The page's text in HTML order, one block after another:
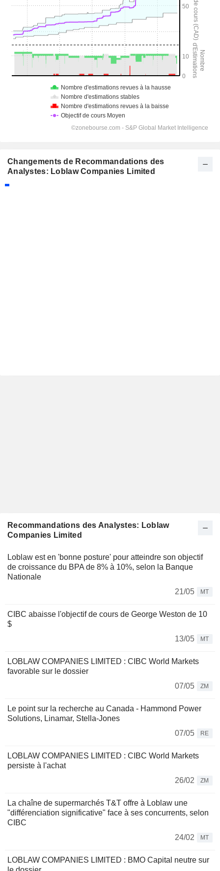
Changements de Recommandations des
Analystes: Loblaw Companies Limited
Recommandations des Analystes: Loblaw
Companies Limited
Loblaw est en 'bonne posture' pour atteindre son objectif
de croissance du BPA de 8% à 10%, selon la Banque
Nationale
21/05
MT
CIBC abaisse l'objectif de cours de George Weston de 10
$
13/05
MT
LOBLAW COMPANIES LIMITED : CIBC World Markets
favorable sur le dossier
07/05
ZM
Le point sur la recherche au Canada - Hammond Power
Solutions, Linamar, Stella-Jones
07/05
RE
LOBLAW COMPANIES LIMITED : CIBC World Markets
persiste à l'achat
26/02
ZM
La chaîne de supermarchés T&T offre à Loblaw une
"différenciation significative" face à ses concurrents, selon
CIBC
24/02
MT
LOBLAW COMPANIES LIMITED : BMO Capital neutre sur